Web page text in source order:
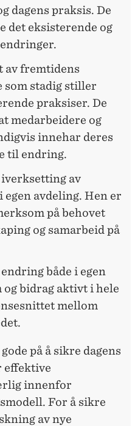
dagens praksis. De
det eksisterende og
av fremtidens
som stadig stiller
praksiser. De
medarbeidere og
innehar deres
til endring.
av
avdeling. Hen er
på behovet
og samarbeid på
både i egen
bidrag aktivt i hele
mellom
på å sikre dagens
effektive
innenfor
For å sikre
av nye